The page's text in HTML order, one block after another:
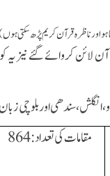
اور ناظرہ قرآن کریم پڑھ سکتی
کروائے گئے نیز یہ
اور بلوچی
مقامات کی تعداد:864